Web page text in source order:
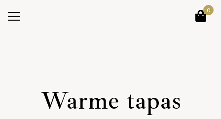
0
/ Warme tapas
Warme tapas